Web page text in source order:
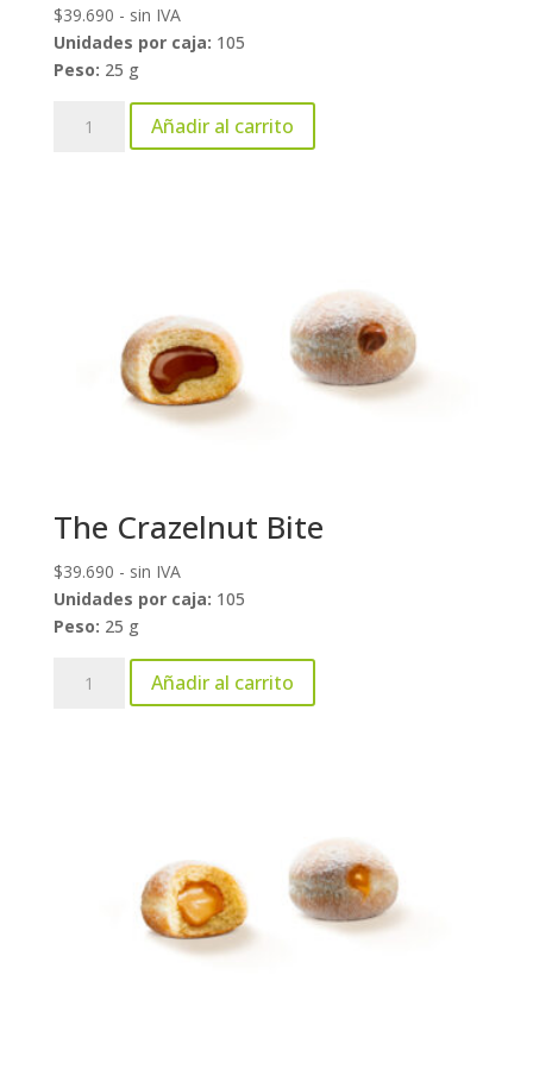
$39.690 - sin IVA
Unidades por caja: 105
Peso: 25 g
Berry
Añadir al carrito
The Crazelnut Bite
$39.690 - sin IVA
Unidades por caja: 105
Peso: 25 g
Crazelnut
Añadir al carrito